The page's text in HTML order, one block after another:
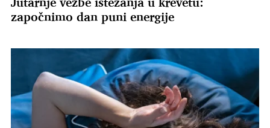
započnimo dan puni energije